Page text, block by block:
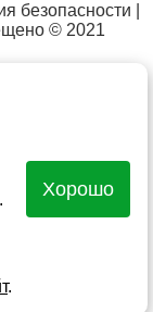
безопасности |
© 2021
данных и
данных
и рекламной
.
.
Хорошо